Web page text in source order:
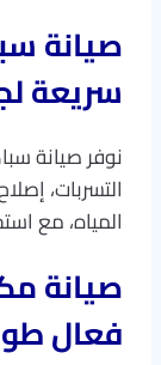
صيانة
سريعة
نوفر صيانة
التسربات،
المياه، مع
صيانة
فعال